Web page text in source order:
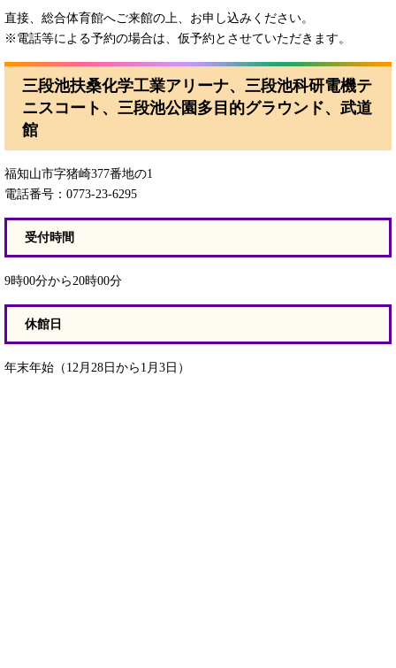
直接、総合体育館へご来館の上、お申し込みください。
※電話等による予約の場合は、仮予約とさせていただきます。
三段池扶桑化学工業アリーナ、三段池科研電機テ
ニスコート、三段池公園多目的グラウンド、武道
館
福知山市字猪崎377番地の1
電話番号：0773-23-6295
受付時間
9時00分から20時00分
休館日
年末年始（12月28日から1月3日）